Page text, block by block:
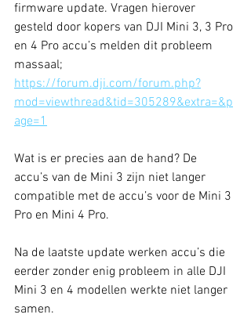
firmware update. Vragen hierover
gesteld door kopers van DJI Mini 3, 3 Pro
en 4 Pro accu’s melden dit probleem
massaal;
https://forum.dji.com/forum.php?
mod=viewthread&tid=305289&extra=&p
age=1
Wat is er precies aan de hand? De
accu’s van de Mini 3 zijn niet langer
compatible met de accu’s voor de Mini 3
Pro en Mini 4 Pro.
Na de laatste update werken accu’s die
eerder zonder enig probleem in alle DJI
Mini 3 en 4 modellen werkte niet langer
samen.